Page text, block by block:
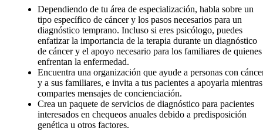
Dependiendo de tu área de especialización, habla sobre un
tipo específico de cáncer y los pasos necesarios para un
diagnóstico temprano. Incluso si eres psicólogo, puedes
enfatizar la importancia de la terapia durante un diagnóstico
de cáncer y el apoyo necesario para los familiares de quienes
enfrentan la enfermedad.
Encuentra una organización que ayude a personas con
y a sus familiares, e invita a tus pacientes a apoyarla mientras
compartes mensajes de concienciación.
Crea un paquete de servicios de diagnóstico para pacientes
interesados en chequeos anuales debido a predisposición
genética u otros factores.